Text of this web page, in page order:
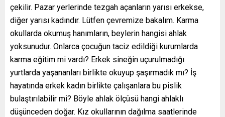
çekilir. Pazar yerlerinde tezgah açanların yarısı erkekse,
diğer yarısı kadındır. Lütfen çevremize bakalım. Karma
okullarda okumuş hanımların, beylerin hangisi ahlak
yoksunudur. Onlarca çocuğun taciz edildiği kurumlarda
karma eğitim mi vardı? Erkek sineğin uçurulmadığı
yurtlarda yaşananları birlikte okuyup şaşırmadık mı? İş
hayatında erkek kadın birlikte çalışanlara bu pislik
bulaştırılabilir mi? Böyle ahlak ölçüsü hangi ahlaklı
düşünceden doğar. Kız okullarının dağılma saatlerinde